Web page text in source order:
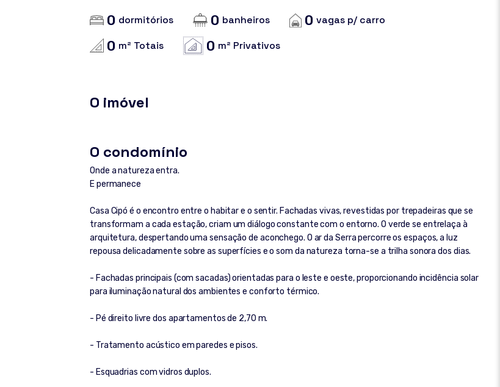
0 dormitórios 0 banheiros 0 vagas p/ carro
0 m² Totais 0 m² Privativos
O imóvel
O condomínio
Onde a natureza entra.
E permanece
Casa Cipó é o encontro entre o habitar e o sentir. Fachadas vivas, revestidas por trepadeiras que se
transformam a cada estação, criam um diálogo constante com o entorno. O verde se entrelaça à
arquitetura, despertando uma sensação de aconchego. O ar da Serra percorre os espaços, a luz
repousa delicadamente sobre as superfícies e o som da natureza torna-se a trilha sonora dos dias.
- Fachadas principais (com sacadas) orientadas para o leste e oeste, proporcionando incidência solar
para iluminação natural dos ambientes e conforto térmico.
- Pé direito livre dos apartamentos de 2,70 m.
- Tratamento acústico em paredes e pisos.
- Esquadrias com vidros duplos.